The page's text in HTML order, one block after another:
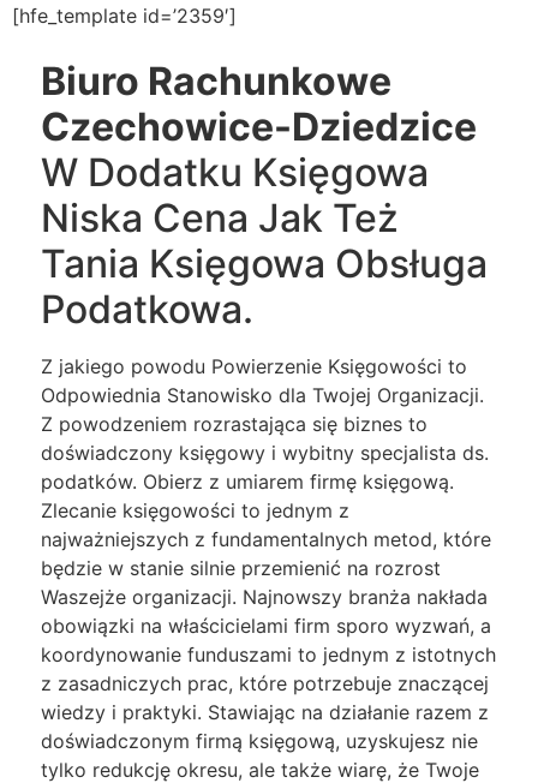
[hfe_template id=’2359′]
Biuro Rachunkowe
Czechowice-Dziedzice
W Dodatku Księgowa
Niska Cena Jak Też
Tania Księgowa Obsługa
Podatkowa.
Z jakiego powodu Powierzenie Księgowości to
Odpowiednia Stanowisko dla Twojej Organizacji.
Z powodzeniem rozrastająca się biznes to
doświadczony księgowy i wybitny specjalista ds.
podatków. Obierz z umiarem firmę księgową.
Zlecanie księgowości to jednym z
najważniejszych z fundamentalnych metod, które
będzie w stanie silnie przemienić na rozrost
Waszejże organizacji. Najnowszy branża nakłada
obowiązki na właścicielami firm sporo wyzwań, a
koordynowanie funduszami to jednym z istotnych
z zasadniczych prac, które potrzebuje znaczącej
wiedzy i praktyki. Stawiając na działanie razem z
doświadczonym firmą księgową, uzyskujesz nie
tylko redukcję okresu, ale także wiarę, że Twoje